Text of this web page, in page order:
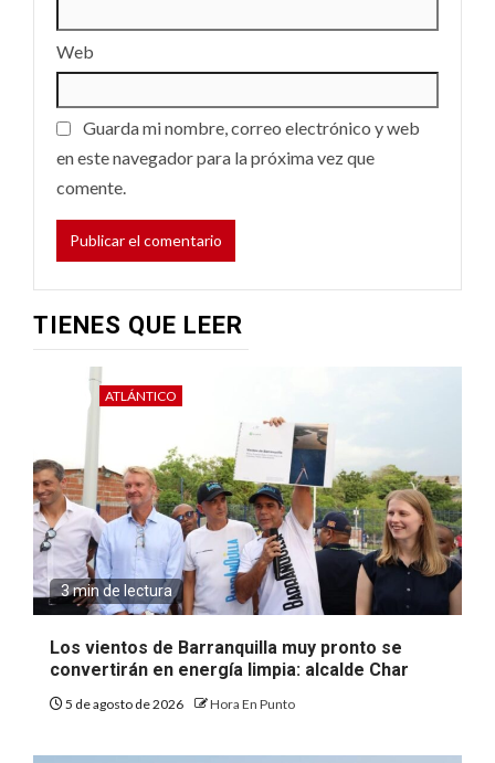
Web
Guarda mi nombre, correo electrónico y web
en este navegador para la próxima vez que
comente.
TIENES QUE LEER
ATLÁNTICO
3 min de lectura
Los vientos de Barranquilla muy pronto se
convertirán en energía limpia: alcalde Char
5 de agosto de 2026 Hora En Punto